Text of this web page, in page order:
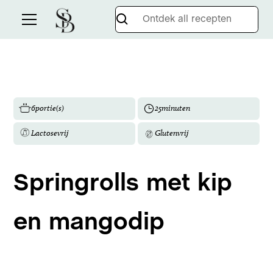
6portie(s) 25minuten
Lactosevrij Glutenvrij
Springrolls met kip
en mangodip